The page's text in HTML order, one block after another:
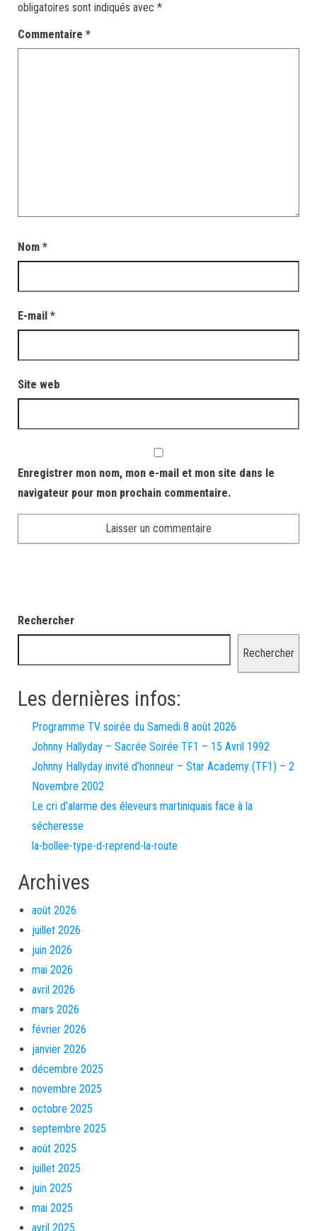
obligatoires sont indiqués avec *
Commentaire *
Nom *
E-mail *
Site web
Enregistrer mon nom, mon e-mail et mon site dans le
navigateur pour mon prochain commentaire.
Rechercher
Rechercher
Les dernières infos:
Programme TV soirée du Samedi 8 août 2026
Johnny Hallyday – Sacrée Soirée TF1 – 15 Avril 1992
Johnny Hallyday invité d’honneur – Star Academy (TF1) – 2
Novembre 2002
Le cri d’alarme des éleveurs martiniquais face à la
sécheresse
la-bollee-type-d-reprend-la-route
Archives
août 2026
juillet 2026
juin 2026
mai 2026
avril 2026
mars 2026
février 2026
janvier 2026
décembre 2025
novembre 2025
octobre 2025
septembre 2025
août 2025
juillet 2025
juin 2025
mai 2025
avril 2025